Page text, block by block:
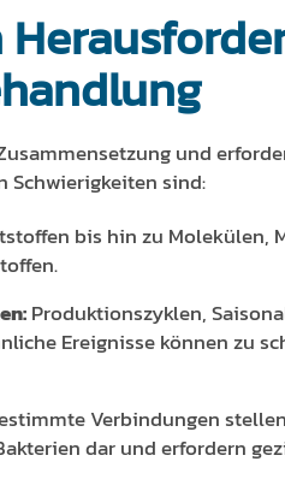
und
Schwierigkeiten sind:
bis hin zu Molekülen,
Produktionszyklen,
Ereignisse können zu
Verbindungen
dar und erfordern